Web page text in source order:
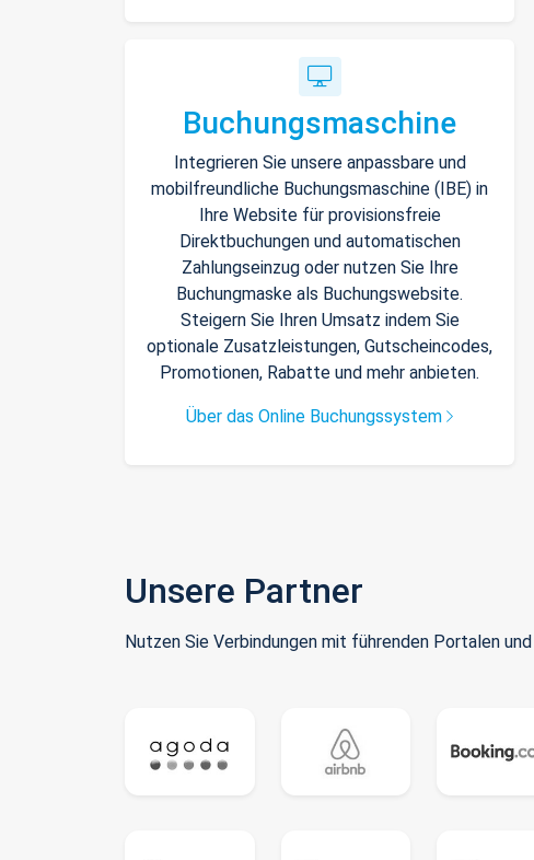
Buchungsmaschine
Integrieren Sie unsere anpassbare und
mobilfreundliche Buchungsmaschine (IBE) in
Ihre Website für provisionsfreie
Direktbuchungen und automatischen
Zahlungseinzug oder nutzen Sie Ihre
Buchungmaske als Buchungswebsite.
Steigern Sie Ihren Umsatz indem Sie
optionale Zusatzleistungen, Gutscheincodes,
Promotionen, Rabatte und mehr anbieten.
Über das Online Buchungssystem
Unsere Partner
Nutzen Sie Verbindungen mit führenden Portalen und